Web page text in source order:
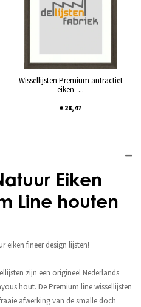
Eiken
Line houten
eiken fineer design lijsten!
zijn een origineel Nederlands
hout. De Premium line wissellijsten
afwerking van de smalle doch
Wissellijsten Premium antractiet
eiken -...
€ 28,47